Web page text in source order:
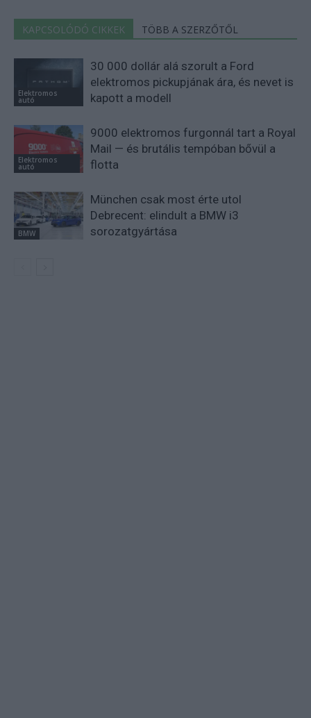
KAPCSOLÓDÓ CIKKEK TÖBB A SZERZŐTŐL
Elektromos
autó
30 000 dollár alá szorult a Ford
elektromos pickupjának ára, és nevet is
kapott a modell
Elektromos
autó
9000 elektromos furgonnál tart a Royal
Mail — és brutális tempóban bővül a
flotta
BMW
München csak most érte utol
Debrecent: elindult a BMW i3
sorozatgyártása